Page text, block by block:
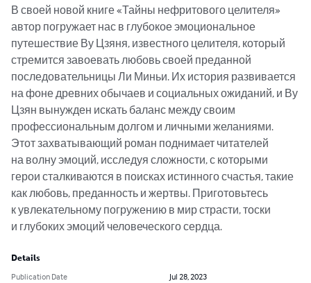
В своей новой книге «Тайны нефритового целителя»
автор погружает нас в глубокое эмоциональное
путешествие Ву Цзяня, известного целителя, который
стремится завоевать любовь своей преданной
последовательницы Ли Миньи. Их история развивается
на фоне древних обычаев и социальных ожиданий, и Ву
Цзян вынужден искать баланс между своим
профессиональным долгом и личными желаниями.
Этот захватывающий роман поднимает читателей
на волну эмоций, исследуя сложности, с которыми
герои сталкиваются в поисках истинного счастья, такие
как любовь, преданность и жертвы. Приготовьтесь
к увлекательному погружению в мир страсти, тоски
и глубоких эмоций человеческого сердца.
Details
Publication Date
Jul 28, 2023